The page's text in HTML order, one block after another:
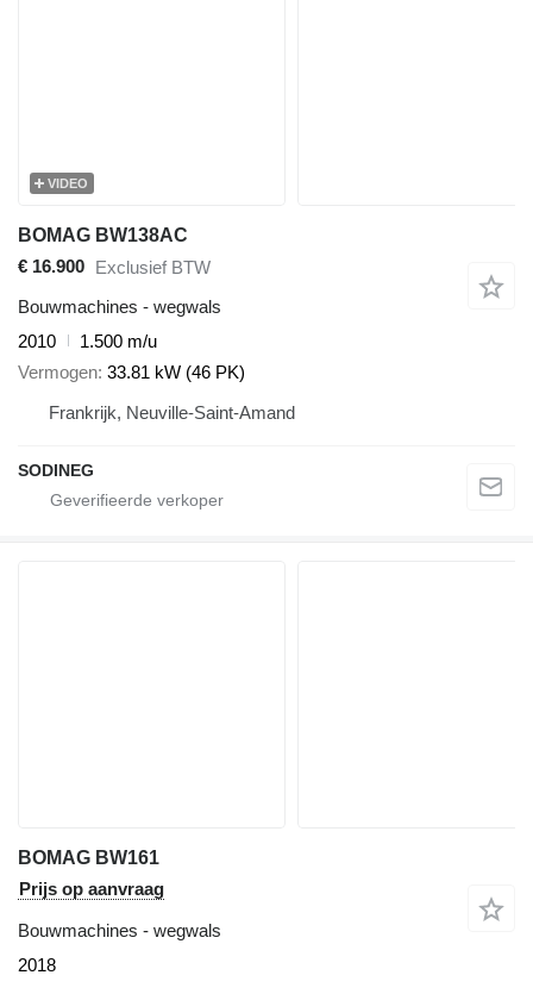
VIDEO
BOMAG BW138AC
€ 16.900 Exclusief BTW
Bouwmachines - wegwals
2010
1.500 m/u
Vermogen 33.81 kW (46 PK)
Frankrijk, Neuville-Saint-Amand
SODINEG
BOMAG BW161
Prijs op aanvraag
Bouwmachines - wegwals
2018